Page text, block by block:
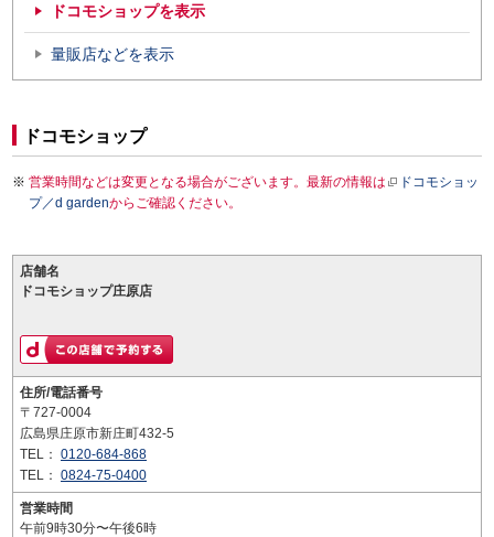
ドコモショップを表示
量販店などを表示
ドコモショップ
営業時間などは変更となる場合がございます。最新の情報は
ドコモショッ
プ／d gardenからご確認ください。
店舗名
ドコモショップ庄原店
住所/電話番号
〒727-0004
広島県庄原市新庄町432-5
TEL： 0120-684-868
TEL： 0824-75-0400
営業時間
午前9時30分〜午後6時